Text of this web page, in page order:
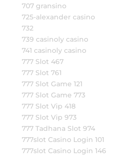
707 gransino
725-alexander casino
732
739 casinoly casino
741 casinoly casino
777 Slot 467
777 Slot 761
777 Slot Game 121
777 Slot Game 773
777 Slot Vip 418
777 Slot Vip 973
777 Tadhana Slot 974
777slot Casino Login 101
777slot Casino Login 146